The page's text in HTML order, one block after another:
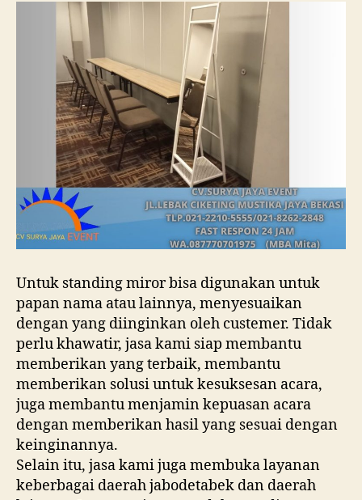
Untuk standing miror bisa digunakan untuk
papan nama atau lainnya, menyesuaikan
dengan yang diinginkan oleh custemer. Tidak
perlu khawatir, jasa kami siap membantu
memberikan yang terbaik, membantu
memberikan solusi untuk kesuksesan acara,
juga membantu menjamin kepuasan acara
dengan memberikan hasil yang sesuai dengan
keinginannya.
Selain itu, jasa kami juga membuka layanan
keberbagai daerah jabodetabek dan daerah